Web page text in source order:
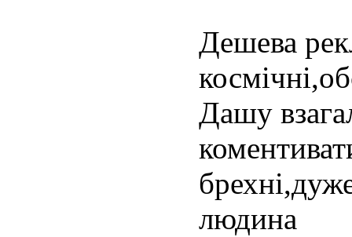
Дешева
Дашу
людина